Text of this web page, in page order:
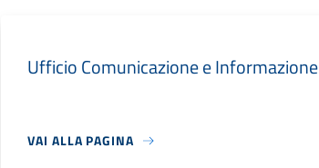
Ufficio Comunicazione e Informazione
VAI ALLA PAGINA